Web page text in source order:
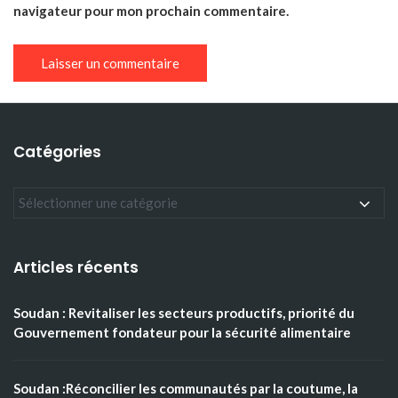
navigateur pour mon prochain commentaire.
Catégories
Articles récents
Soudan : Revitaliser les secteurs productifs, priorité du
Gouvernement fondateur pour la sécurité alimentaire
Soudan :Réconcilier les communautés par la coutume, la